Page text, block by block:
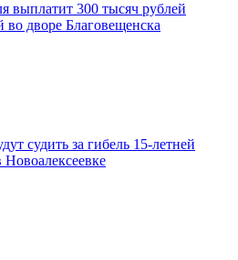
выплатит 300 тысяч рублей
во дворе Благовещенска
судить за гибель 15-летней